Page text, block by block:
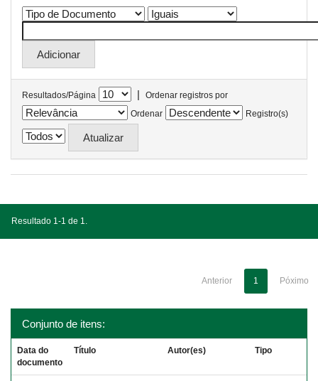
Resultados/Página |
Ordenar registros por
Ordenar
Registro(s)
Resultado 1-1 de 1.
Anterior 1 Póximo
Conjunto de itens:
Data do
documento
Título Autor(es) Tipo